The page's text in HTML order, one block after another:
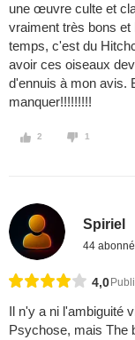
une œuvre culte et
vraiment très bons
temps, c'est du
avoir ces oiseaux
d'ennuis à mon avis.
manquer!!!!!!!!!
2 1
Spiriel
44
4,0
Il n'y a ni l'ambiguité
Psychose, mais The